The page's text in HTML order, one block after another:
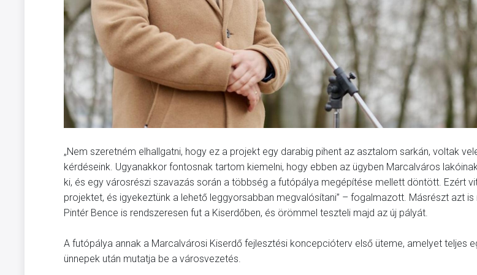
„Nem szeretném elhallgatni, hogy ez a projekt egy darabig pihent az asztalom sarkán, voltak
kérdéseink. Ugyanakkor fontosnak tartom kiemelni, hogy ebben az ügyben Marcalváros
ki, és egy városrészi szavazás során a többség a futópálya megépítése mellett döntött. Ezért
projektet, és igyekeztünk a lehető leggyorsabban megvalósítani” – fogalmazott. Másrészt azt
Pintér Bence is rendszeresen fut a Kiserdőben, és örömmel teszteli majd az új pályát.
A futópálya annak a Marcalvárosi Kiserdő fejlesztési koncepcióterv első üteme, amelyet teljes
ünnepek után mutatja be a városvezetés.